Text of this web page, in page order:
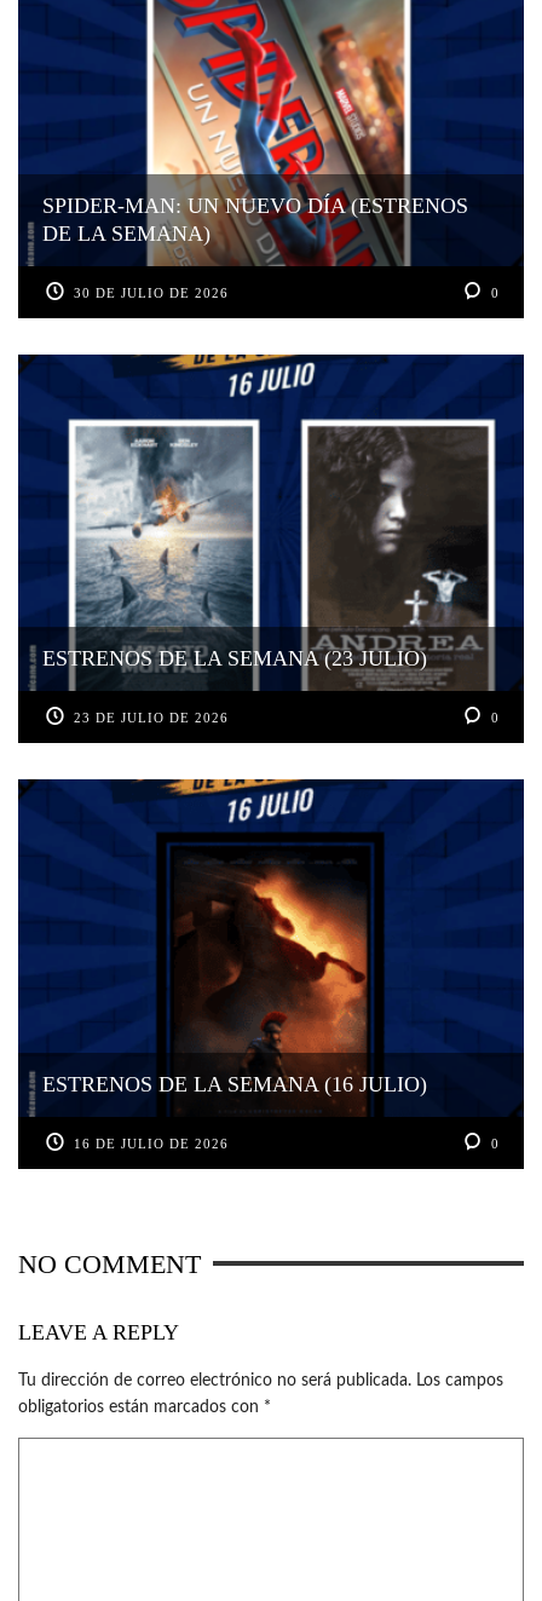
SPIDER-MAN: UN NUEVO DÍA (ESTRENOS
DE LA SEMANA)
30 DE JULIO DE 2026 0
ESTRENOS DE LA SEMANA (23 JULIO)
23 DE JULIO DE 2026 0
ESTRENOS DE LA SEMANA (16 JULIO)
16 DE JULIO DE 2026 0
NO COMMENT
LEAVE A REPLY
Tu dirección de correo electrónico no será publicada. Los campos
obligatorios están marcados con *